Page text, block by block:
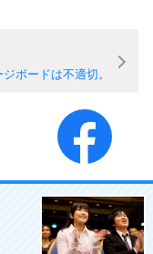
ボードは不適切。